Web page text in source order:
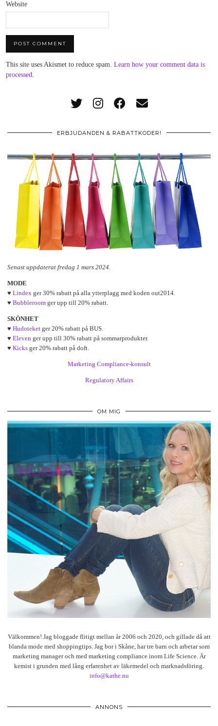
Website
This site uses Akismet to reduce spam. Learn how your comment data is
processed.
ERBJUDANDEN & RABATTKODER!
Senast uppdaterat fredag 1 mars 2024.
MODE
♥ Lindex ger 30% rabatt på alla ytterplagg med koden out2014.
♥ Bubbleroom ger upp till 20% rabatt.
SKÖNHET
♥ Hudoteket ger 20% rabatt på BUS.
♥ Eleven ger upp till 30% rabatt på sommarprodukter.
♥ Kicks ger 20% rabatt på doft.
Marketing Compliance-konsult
Regulatory Affairs
OM MIG
Välkommen! Jag bloggade flitigt mellan år 2006 och 2020, och gillade då att
blanda mode med shoppingtips. Jag bor i Skåne, har tre barn och arbetar som
marketing manager och med marketing compliance inom Life Science. Är
kemist i grunden med lång erfarenhet av läkemedel och marknadsföring.
info@kathe.nu
ANNONS